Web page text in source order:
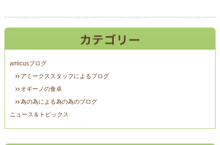
amicusブログ
アミークススタッフによるブログ
オギーノの食卓
為の為による為の為のブログ
ニュース＆トピックス